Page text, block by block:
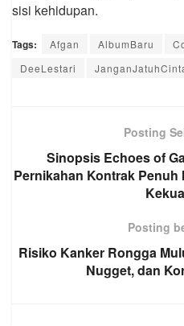
sisi kehidupan.
Tags: Afgan AlbumBaru
DeeLestari
Posting
Sinopsis Echoes of
Pernikahan Kontrak
Posting
Risiko Kanker Rongga
Nugget, dan